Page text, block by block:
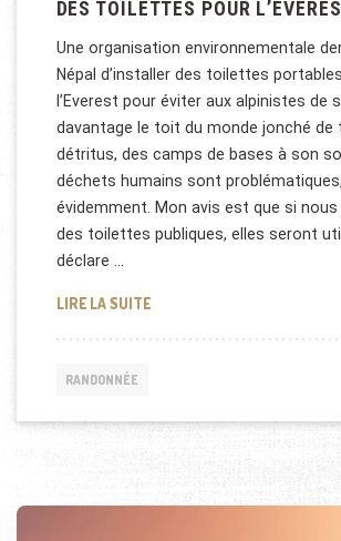
DES TOILETTES POUR
Une organisation environnementale
Népal d’installer des toilettes
l’Everest pour éviter aux alpinistes de
davantage le toit du monde jonché de
détritus, des camps de bases à son
déchets humains sont problématiques,
évidemment. Mon avis est que si
des toilettes publiques, elles seront
déclare …
LIRE LA SUITEDES TOILETTES POUR
RANDONNÉE